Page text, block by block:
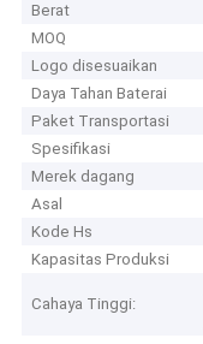
Berat
MOQ
Logo disesuaikan
Daya Tahan Baterai
Paket Transportasi
Spesifikasi
Merek dagang
Asal
Kode Hs
Kapasitas Produksi
Cahaya Tinggi: